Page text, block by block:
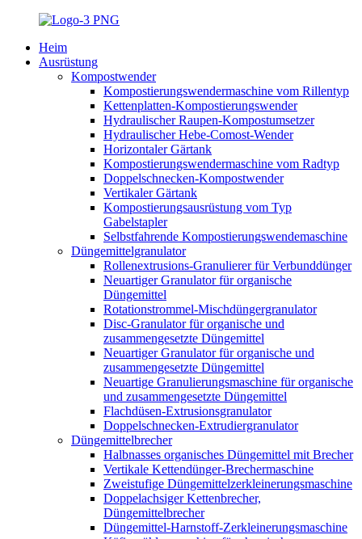
Heim
Ausrüstung
Kompostwender
Kompostierungswendermaschine vom Rillentyp
Kettenplatten-Kompostierungswender
Hydraulischer Raupen-Kompostumsetzer
Hydraulischer Hebe-Comost-Wender
Horizontaler Gärtank
Kompostierungswendermaschine vom Radtyp
Doppelschnecken-Kompostwender
Vertikaler Gärtank
Kompostierungsausrüstung vom Typ
Gabelstapler
Selbstfahrende Kompostierungswendemaschine
Düngemittelgranulator
Rollenextrusions-Granulierer für Verbunddünger
Neuartiger Granulator für organische
Düngemittel
Rotationstrommel-Mischdüngergranulator
Disc-Granulator für organische und
zusammengesetzte Düngemittel
Neuartiger Granulator für organische und
zusammengesetzte Düngemittel
Neuartige Granulierungsmaschine für organische
und zusammengesetzte Düngemittel
Flachdüsen-Extrusionsgranulator
Doppelschnecken-Extrudiergranulator
Düngemittelbrecher
Halbnasses organisches Düngemittel mit Brecher
Vertikale Kettendünger-Brechermaschine
Zweistufige Düngemittelzerkleinerungsmaschine
Doppelachsiger Kettenbrecher,
Düngemittelbrecher
Düngemittel-Harnstoff-Zerkleinerungsmaschine